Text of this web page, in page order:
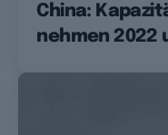
China:
nehmen 2022